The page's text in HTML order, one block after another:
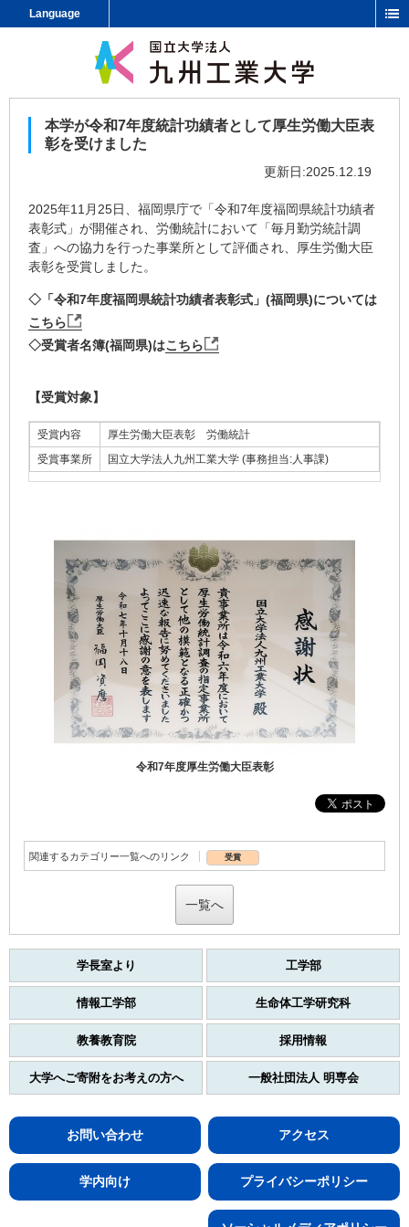
Language
本学が令和7年度統計功績者として厚生労働大臣表
彰を受けました
更新日:2025.12.19
2025年11月25日、福岡県庁で「令和7年度福岡県統計功績者
表彰式」が開催され、労働統計において「毎月勤労統計調
査」への協力を行った事業所として評価され、厚生労働大臣
表彰を受賞しました。
◇「令和7年度福岡県統計功績者表彰式」(福岡県)については
こちら
◇受賞者名簿(福岡県)はこちら
【受賞対象】
受賞内容
厚生労働大臣表彰 労働統計
受賞事業所
国立大学法人九州工業大学 (事務担当:人事課)
令和7年度厚生労働大臣表彰
関連するカテゴリー一覧へのリンク 受賞
一覧へ
学長室より 工学部
情報工学部 生命体工学研究科
教養教育院 採用情報
大学へご寄附をお考えの方へ 一般社団法人 明専会
アクセス
お問い合わせ
プライバシーポリシー
学内向け